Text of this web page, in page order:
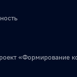
«Формирование